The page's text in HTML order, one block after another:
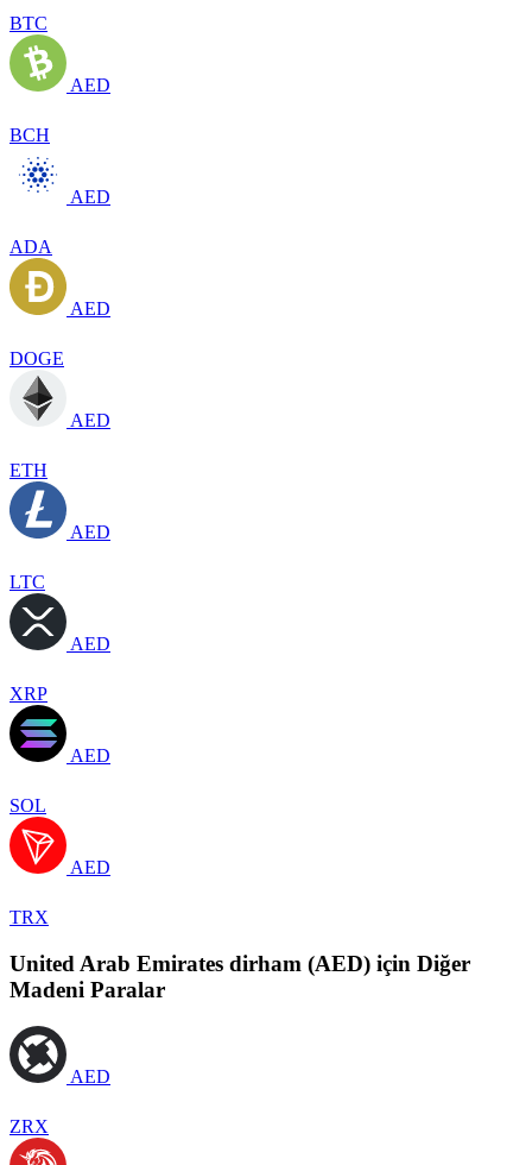
BTC
AED
BCH
AED
ADA
AED
DOGE
AED
ETH
AED
LTC
AED
XRP
AED
SOL
AED
TRX
United Arab Emirates dirham (AED) için Diğer
Madeni Paralar
AED
ZRX